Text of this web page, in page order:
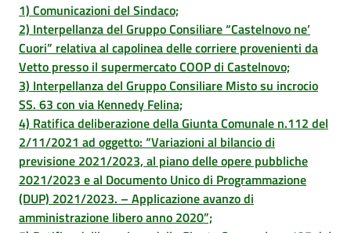
1) Comunicazioni del Sindaco;
2) Interpellanza del Gruppo Consiliare “Castelnovo ne’
Cuori” relativa al capolinea delle corriere provenienti da
Vetto presso il supermercato COOP di Castelnovo;
3) Interpellanza del Gruppo Consiliare Misto su incrocio
SS. 63 con via Kennedy Felina;
4) Ratifica deliberazione della Giunta Comunale n.112 del
2/11/2021 ad oggetto: “Variazioni al bilancio di
previsione 2021/2023, al piano delle opere pubbliche
2021/2023 e al Documento Unico di Programmazione
(DUP) 2021/2023. – Applicazione avanzo di
amministrazione libero anno 2020”;